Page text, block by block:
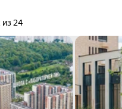
из 24